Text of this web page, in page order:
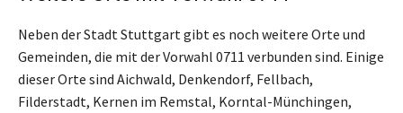
Neben der Stadt Stuttgart gibt es noch weitere Orte und
Gemeinden, die mit der Vorwahl 0711 verbunden sind. Einige
dieser Orte sind Aichwald, Denkendorf, Fellbach,
Filderstadt, Kernen im Remstal, Korntal-Münchingen,